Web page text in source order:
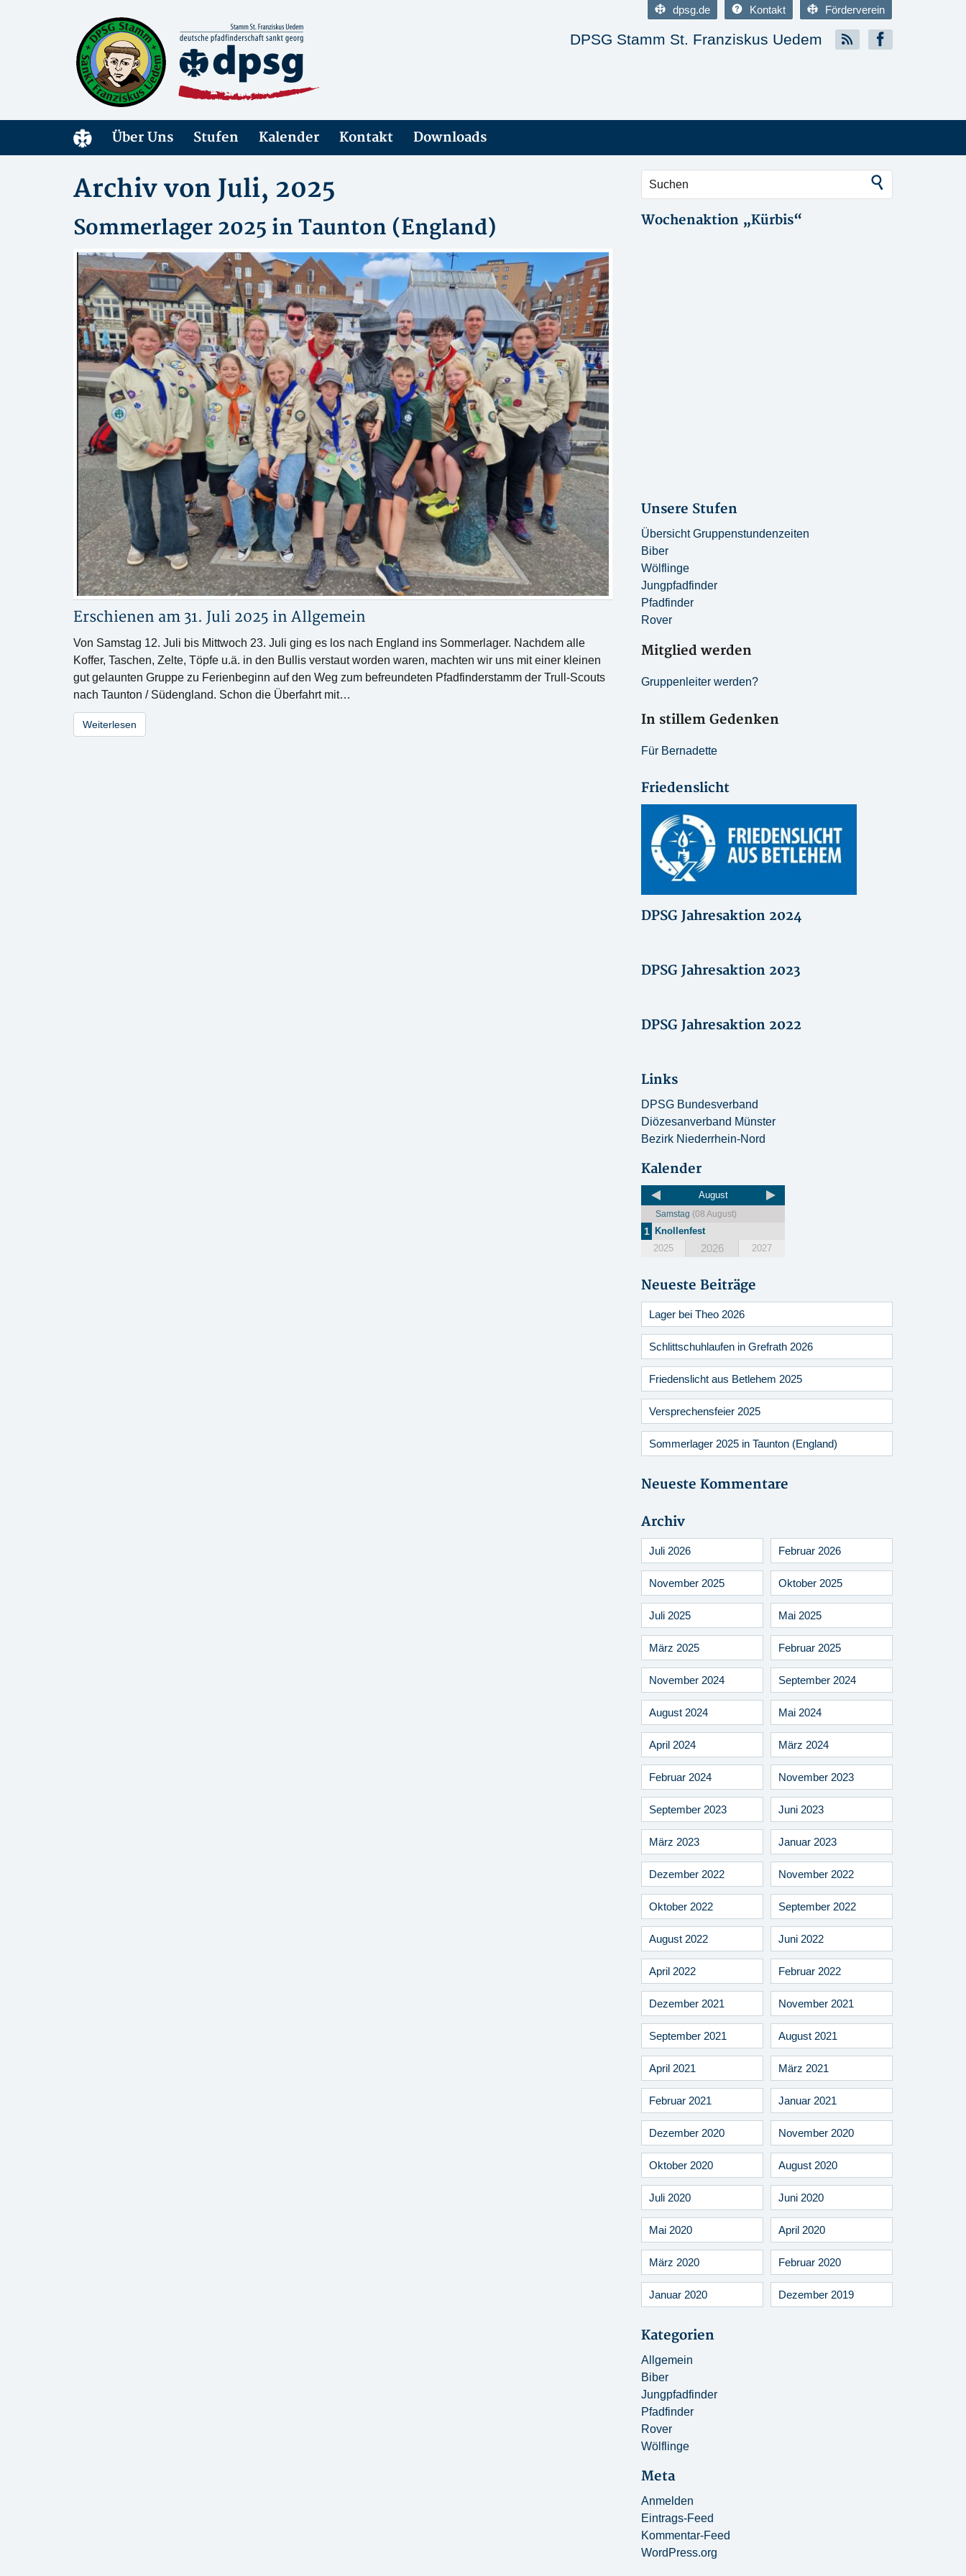
dpsg.de Kontakt Förderverein
DPSG Stamm St. Franziskus Uedem
Über Uns Stufen Kalender Kontakt Downloads
Archiv von Juli, 2025
Sommerlager 2025 in Taunton (England)
Erschienen am 31. Juli 2025 in Allgemein
Von Samstag 12. Juli bis Mittwoch 23. Juli ging es los nach England ins Sommerlager. Nachdem alle
Koffer, Taschen, Zelte, Töpfe u.ä. in den Bullis verstaut worden waren, machten wir uns mit einer kleinen
gut gelaunten Gruppe zu Ferienbeginn auf den Weg zum befreundeten Pfadfinderstamm der Trull-Scouts
nach Taunton / Südengland. Schon die Überfahrt mit…
Weiterlesen
Wochenaktion „Kürbis“
Unsere Stufen
Übersicht Gruppenstundenzeiten
Biber
Wölflinge
Jungpfadfinder
Pfadfinder
Rover
Mitglied werden
Gruppenleiter werden?
In stillem Gedenken
Für Bernadette
Friedenslicht
DPSG Jahresaktion 2024
DPSG Jahresaktion 2023
DPSG Jahresaktion 2022
Links
DPSG Bundesverband
Diözesanverband Münster
Bezirk Niederrhein-Nord
Kalender
August
Samstag (08 August)
1
Knollenfest
2025
2026 2027
Neueste Beiträge
Lager bei Theo 2026
Schlittschuhlaufen in Grefrath 2026
Friedenslicht aus Betlehem 2025
Versprechensfeier 2025
Sommerlager 2025 in Taunton (England)
Neueste Kommentare
Archiv
Juli 2026 Februar 2026
November 2025 Oktober 2025
Juli 2025 Mai 2025
März 2025 Februar 2025
November 2024 September 2024
August 2024 Mai 2024
April 2024 März 2024
Februar 2024 November 2023
September 2023 Juni 2023
März 2023 Januar 2023
Dezember 2022 November 2022
Oktober 2022 September 2022
August 2022 Juni 2022
April 2022 Februar 2022
Dezember 2021 November 2021
September 2021 August 2021
April 2021 März 2021
Februar 2021 Januar 2021
Dezember 2020 November 2020
Oktober 2020 August 2020
Juli 2020 Juni 2020
Mai 2020 April 2020
März 2020 Februar 2020
Januar 2020 Dezember 2019
Kategorien
Allgemein
Biber
Jungpfadfinder
Pfadfinder
Rover
Wölflinge
Meta
Anmelden
Eintrags-Feed
Kommentar-Feed
WordPress.org